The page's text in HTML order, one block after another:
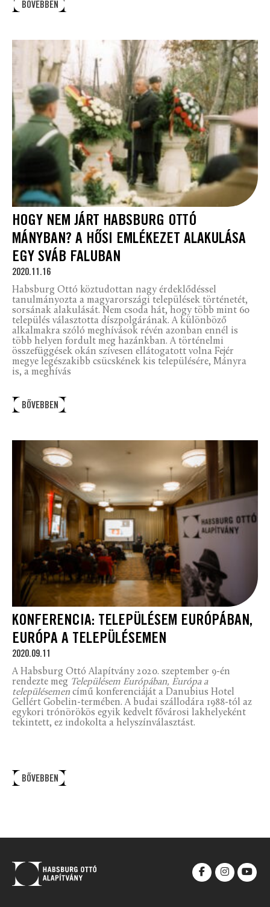
BŐVEBBEN
HOGY NEM JÁRT HABSBURG OTTÓ
MÁNYBAN? A HŐSI EMLÉKEZET ALAKULÁSA
EGY SVÁB FALUBAN
2020.11.16
Habsburg Ottó köztudottan nagy érdeklődéssel
tanulmányozta a magyarországi települések történetét,
sorsának alakulását. Nem csoda hát, hogy több mint 60
település választotta díszpolgárának. A különböző
alkalmakra szóló meghívások révén azonban ennél is
több helyen fordult meg hazánkban. A történelmi
összefüggések okán szívesen ellátogatott volna Fejér
megye legészakibb csücskének kis településére, Mányra
is, a meghívás
BŐVEBBEN
KONFERENCIA: TELEPÜLÉSEM EURÓPÁBAN,
EURÓPA A TELEPÜLÉSEMEN
2020.09.11
A Habsburg Ottó Alapítvány 2020. szeptember 9-én
rendezte meg Településem Európában, Európa a
településemen című konferenciáját a Danubius Hotel
Gellért Gobelin-termében. A budai szállodára 1988-tól az
egykori trónörökös egyik kedvelt fővárosi lakhelyeként
tekintett, ez indokolta a helyszínválasztást.
BŐVEBBEN